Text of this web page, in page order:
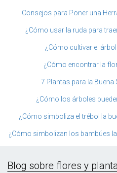
Consejos para Poner una
¿Cómo usar la ruda para
¿Cómo cultivar el
¿Cómo encontrar la
7 Plantas para la Buena
¿Cómo los árboles
¿Cómo simboliza el trébol la
¿Cómo simbolizan los bambúes
Blog sobre flores y